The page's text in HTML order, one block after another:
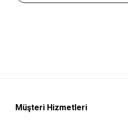
Müşteri Hizmetleri